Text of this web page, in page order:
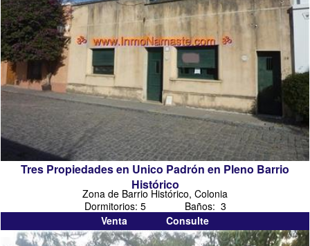
Tres Propiedades en Unico Padrón en Pleno Barrio
Histórico
Zona de Barrio Histórico, Colonia
Dormitorios: 5 Baños: 3
Venta Consulte